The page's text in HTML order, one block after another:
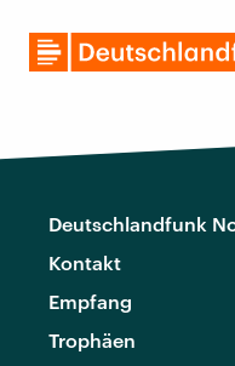
Deutschlandfunk
Kontakt
Empfang
Trophäen